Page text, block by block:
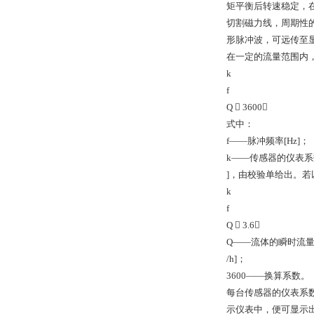
矩平衡后转速稳定，
切割磁力线，周期性
形脉冲波，可远传至
在一定的流量范围内
k
f
Q  3600
式中：
f——脉冲频率[Hz]；
k——传感器的仪表系
]，由校验单给出。
k
f
Q  3.6
Q——流体的瞬时流
/h]；
3600——换算系数。
每台传感器的仪表系
示仪表中，便可显示